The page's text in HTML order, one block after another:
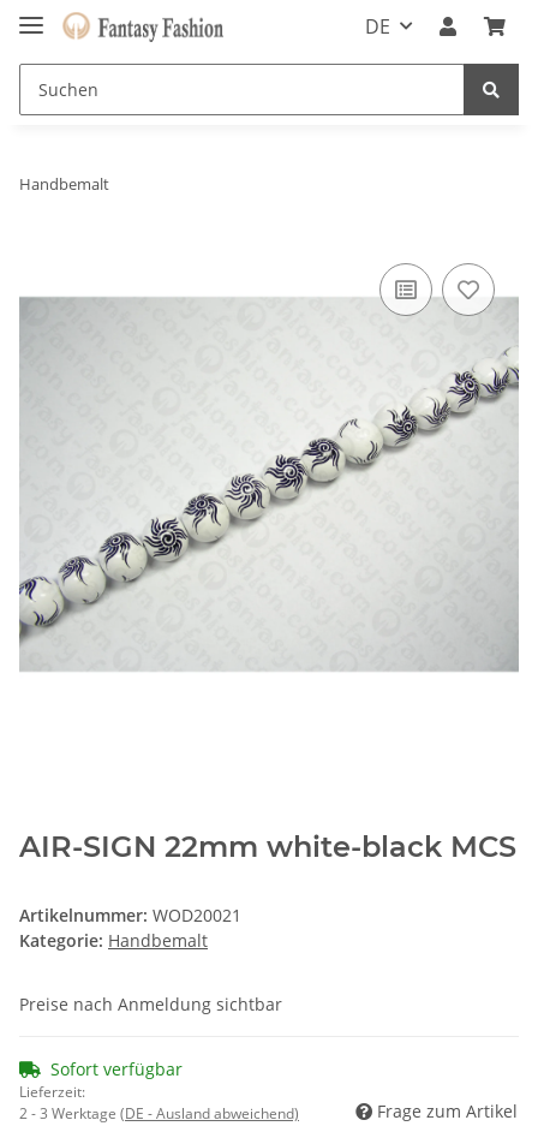
DE
Handbemalt
AIR-SIGN 22mm white-black MCS
Artikelnummer: WOD20021
Kategorie: Handbemalt
Preise nach Anmeldung sichtbar
Sofort verfügbar
Lieferzeit:
2 - 3 Werktage (DE - Ausland abweichend) Frage zum Artikel